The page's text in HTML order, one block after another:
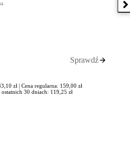
Sprawdź
zł | Cena regularna: 159,00 zł
ostatnich 30 dniach: 119,25 zł